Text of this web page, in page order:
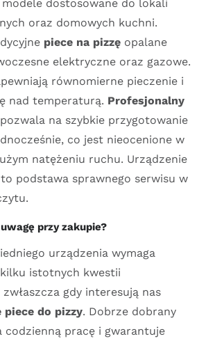
dostosowane do lokali
oraz domowych kuchni.
piece na pizzęopalane
elektryczne oraz gazowe.
równomierne pieczenie i
nad temperaturą. Profesjonalny
na szybkie przygotowanie
co jest nieocenione w
natężeniu ruchu. Urządzenie
podstawa sprawnego serwisu w
przy zakupie?
urządzenia wymaga
istotnych kwestii
gdy interesują nas
do pizzy. Dobrze dobrany
codzienną pracę i gwarantuje